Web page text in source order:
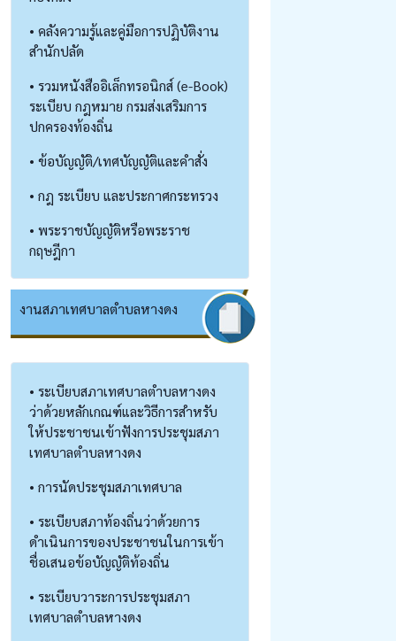
• คลังความรู้และคู่มือการปฏิบัติงาน
สำนักปลัด
• รวมหนังสืออิเล็กทรอนิกส์ (e-Book)
ระเบียบ กฎหมาย กรมส่งเสริมการ
ปกครองท้องถิ่น
• ข้อบัญญัติ/เทศบัญญัติและคำสั่ง
• กฎ ระเบียบ และประกาศกระทรวง
• พระราชบัญญัติหรือพระราช
กฤษฎีกา
งานสภาเทศบาลตำบลหางดง
• ระเบียบสภาเทศบาลตำบลหางดง
ว่าด้วยหลักเกณฑ์และวิธีการสำหรับ
ให้ประชาชนเข้าฟังการประชุมสภา
เทศบาลตำบลหางดง
• การนัดประชุมสภาเทศบาล
• ระเบียบสภาท้องถิ่นว่าด้วยการ
ดำเนินการของประชาชนในการเข้า
ชื่อเสนอข้อบัญญัติท้องถิ่น
• ระเบียบวาระการประชุมสภา
เทศบาลตำบลหางดง